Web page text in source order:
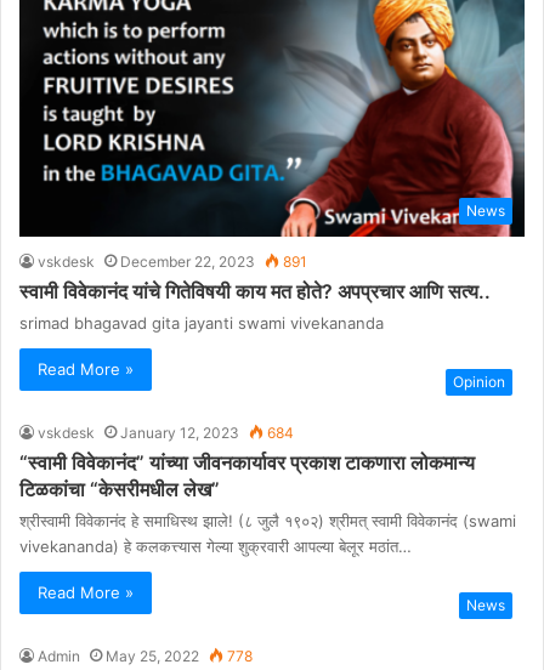
News
vskdesk December 22, 2023 891
स्वामी विवेकानंद यांचे गितेविषयी काय मत होते? अपप्रचार आणि सत्य..
srimad bhagavad gita jayanti swami vivekananda
Read More »
Opinion
vskdesk January 12, 2023 684
“स्वामी विवेकानंद” यांच्या जीवनकार्यावर प्रकाश टाकणारा लोकमान्य
टिळकांचा “केसरीमधील लेख”
श्रीस्वामी विवेकानंद हे समाधिस्थ झाले! (८ जुलै १९०२) श्रीमत्‌ स्वामी विवेकानंद (swami
vivekananda) हे कलकत्त्यास गेल्या शुक्रवारी आपल्या बेलूर मठांत…
Read More »
News
Admin May 25, 2022 778